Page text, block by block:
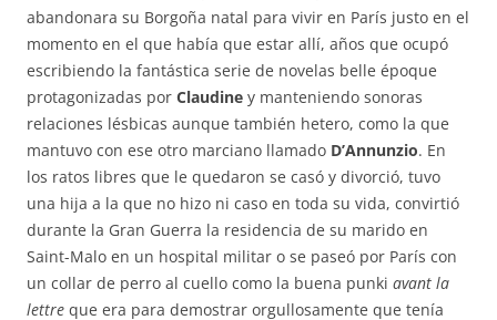
abandonara su Borgoña natal para vivir en París justo en el
momento en el que había que estar allí, años que ocupó
escribiendo la fantástica serie de novelas belle époque
protagonizadas por Claudine y manteniendo sonoras
relaciones lésbicas aunque también hetero, como la que
mantuvo con ese otro marciano llamado D’Annunzio. En
los ratos libres que le quedaron se casó y divorció, tuvo
una hija a la que no hizo ni caso en toda su vida, convirtió
durante la Gran Guerra la residencia de su marido en
Saint-Malo en un hospital militar o se paseó por París con
un collar de perro al cuello como la buena punki avant la
lettre que era para demostrar orgullosamente que tenía